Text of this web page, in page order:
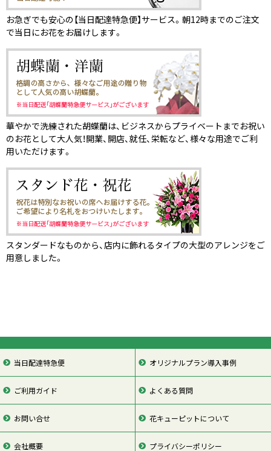
お急ぎでも安心の【当日配達特急便】サービス。朝12時までのご注文
で当日にお花をお届けします。
華やかで洗練された胡蝶蘭は、ビジネスからプライベートまでお祝い
のお花として大人気！開業、開店、就任、栄転など、様々な用途でご利
用いただけます。
スタンダードなものから、店内に飾れるタイプの大型のアレンジをご
用意しました。
当日配達特急便 オリジナルプラン導入事例
ご利用ガイド よくある質問
お問い合せ 花キューピットについて
会社概要 プライバシーポリシー